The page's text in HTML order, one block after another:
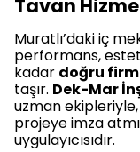
Tavan
Muratlı’daki iç
performans,
kadar doğru
taşır. Dek-Mar
uzman
projeye imza
uygulayıcısıdır.